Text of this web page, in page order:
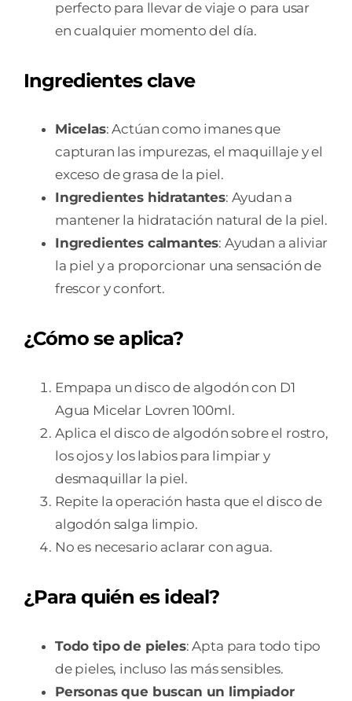
perfecto para llevar de viaje o para usar
en cualquier momento del día.
Ingredientes clave
Micelas: Actúan como imanes que
capturan las impurezas, el maquillaje y el
exceso de grasa de la piel.
Ingredientes hidratantes: Ayudan a
mantener la hidratación natural de la piel.
Ingredientes calmantes: Ayudan a aliviar
la piel y a proporcionar una sensación de
frescor y confort.
¿Cómo se aplica?
Empapa un disco de algodón con D1
Agua Micelar Lovren 100ml.
Aplica el disco de algodón sobre el rostro,
los ojos y los labios para limpiar y
desmaquillar la piel.
Repite la operación hasta que el disco de
algodón salga limpio.
No es necesario aclarar con agua.
¿Para quién es ideal?
Todo tipo de pieles: Apta para todo tipo
de pieles, incluso las más sensibles.
Personas que buscan un limpiador